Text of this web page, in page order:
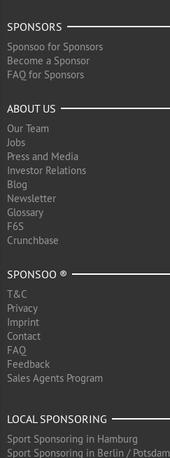
SPONSORS
Sponsoo for Sponsors
Become a Sponsor
FAQ for Sponsors
ABOUT US
Our Team
Jobs
Press and Media
Investor Relations
Blog
Newsletter
Glossary
F6S
Crunchbase
SPONSOO ®
T&C
Privacy
Imprint
Contact
FAQ
Feedback
Sales Agents Program
LOCAL SPONSORING
Sport Sponsoring in Hamburg
Sport Sponsoring in Berlin / Potsdam